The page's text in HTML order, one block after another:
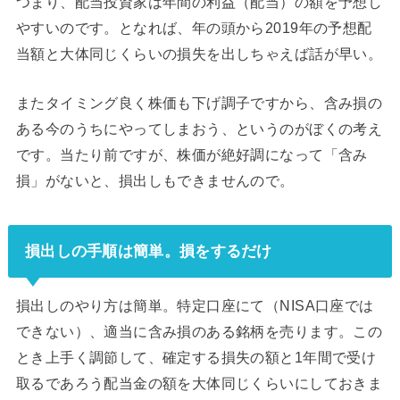
やすいのです。となれば、年の頭から2019年の予想配
当額と大体同じくらいの損失を出しちゃえば話が早い。
またタイミング良く株価も下げ調子ですから、含み損の
ある今のうちにやってしまおう、というのがぼくの考え
です。当たり前ですが、株価が絶好調になって「含み
損」がないと、損出しもできませんので。
損出しの手順は簡単。損をするだけ
損出しのやり方は簡単。特定口座にて（NISA口座では
できない）、適当に含み損のある銘柄を売ります。この
とき上手く調節して、確定する損失の額と1年間で受け
取るであろう配当金の額を大体同じくらいにしておきま